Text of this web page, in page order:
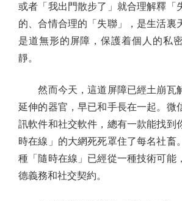
或者「我出門散步了」就合理解釋「
的、合情合理的「失聯」，是生活裏
是道無形的屏障，保護着個人的私
靜。
然而今天，這道屏障已經土崩瓦
延伸的器官，早已和手長在一起。微
訊軟件和社交軟件，總有一款能找到
時在線」的大網死死罩住了每名社畜
種「隨時在線」已經從一種技術可能
德義務和社交契約。